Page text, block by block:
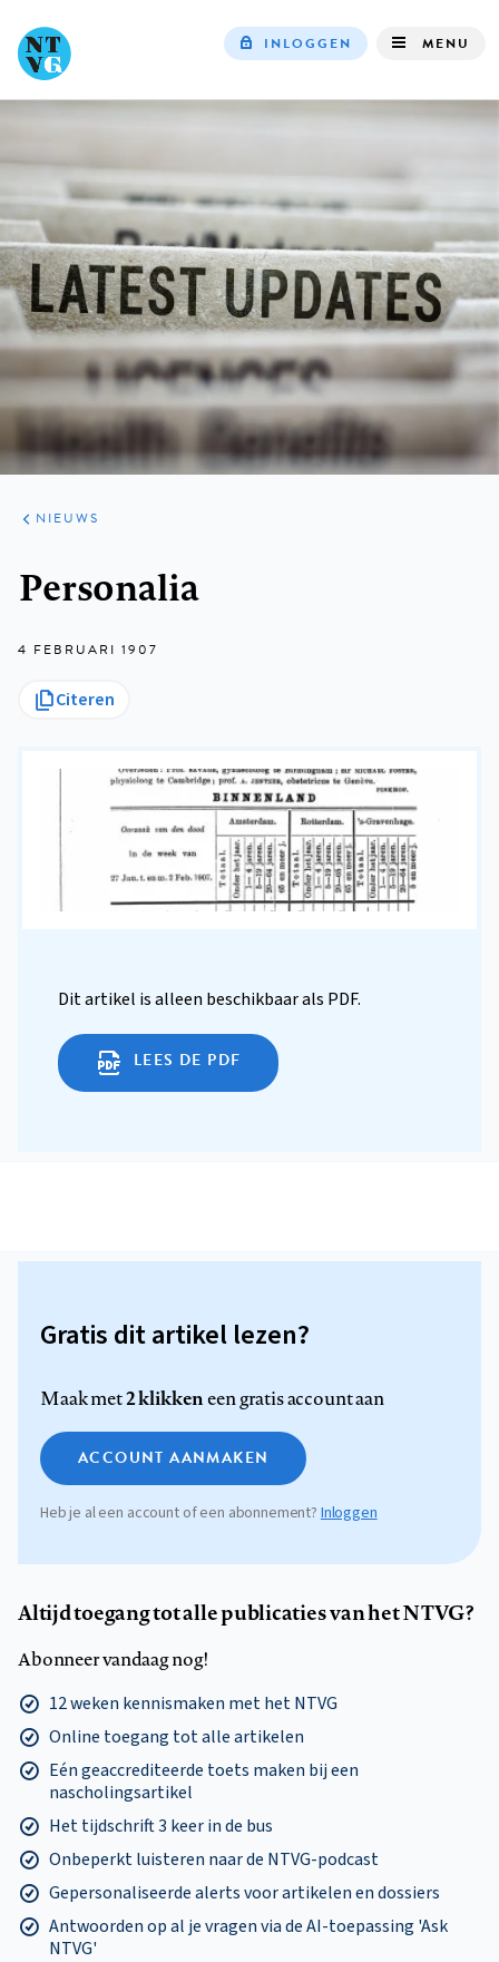
navigation
INLOGGEN MENU
ARTIKELEN
HET
KORT
NIEUWS
Personalia
4 FEBRUARI 1907
Citeren
Dit artikel is alleen beschikbaar als PDF.
LEES DE PDF
Gratis dit artikel lezen?
Maak met2 klikkeneen gratis account aan
ACCOUNT AANMAKEN
Heb je al een account of een abonnement? Inloggen
Altijd toegang tot alle publicaties van het NTVG?
Abonneer vandaag nog!
12 weken kennismaken met het NTVG
Online toegang tot alle artikelen
Eén geaccrediteerde toets maken bij een
nascholingsartikel
Het tijdschrift 3 keer in de bus
Onbeperkt luisteren naar de NTVG-podcast
Gepersonaliseerde alerts voor artikelen en dossiers
Antwoorden op al je vragen via de AI-toepassing 'Ask
NTVG'